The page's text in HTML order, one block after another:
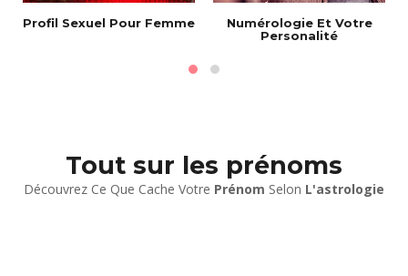
Profil Sexuel Pour Femme
Numérologie Et Votre
Personalité
Tout sur les prénoms
Découvrez Ce Que Cache Votre Prénom Selon L'astrologie